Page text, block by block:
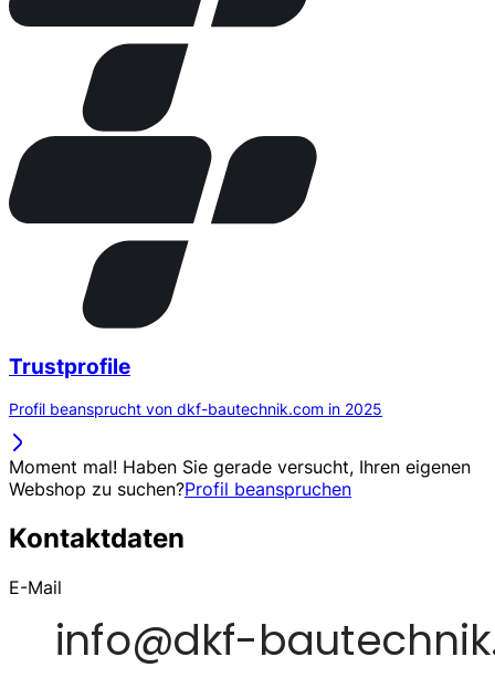
Trustprofile
Profil beansprucht von dkf-bautechnik.com in 2025
Moment mal! Haben Sie gerade versucht, Ihren eigenen
Webshop zu suchen?Profil beanspruchen
Kontaktdaten
E-Mail